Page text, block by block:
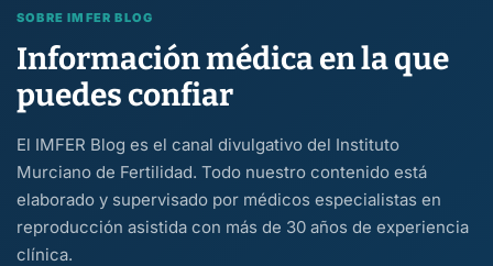
SOBRE IMFER BLOG
Información médica en la que
puedes confiar
El IMFER Blog es el canal divulgativo del Instituto
Murciano de Fertilidad. Todo nuestro contenido está
elaborado y supervisado por médicos especialistas en
reproducción asistida con más de 30 años de experiencia
clínica.